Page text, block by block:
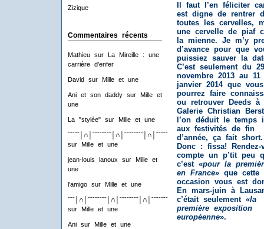
Zizique
Commentaires récents
Mathieusur
La Mireille : une
carrière d’enfer
David sur Mille et une
Ani et son daddysur
Mille et
une
La "stylée"sur Mille et une
ˉˉˉˉˉ│∩│ˉˉˉˉˉˉˉˉ│∩│ˉˉˉˉˉˉˉˉ│∩│ˉˉˉˉˉˉˉˉ│∩│ˉˉˉˉ
sur
Mille et une
jean-louis lanoux sur
Mille et
une
l'amigosur Mille et une
ˉˉˉ│∩│ˉˉˉˉˉˉˉˉ│∩│ˉˉˉˉˉˉˉˉ│∩│ˉˉˉˉˉˉˉˉ│∩│ˉˉˉ
sur
Mille et une
Anisur Mille et une
Il faut l’en féliciter
est digne de rentrer
toutes les cervelles,
une cervelle de piaf
la mienne. Je m’y
d’avance pour que
puissiez sauver la
C’est seulement du 29
novembre 2013 au 11
janvier 2014 que vous
pourrez faire
ou retrouver Deeds à
Galerie Christian
l’on déduit le temps
aux festivités de fin
d’année, ça fait short.
Donc : fissa! Rendez-
compte un p’tit peu
c’est «pour la
en France» que cette
occasion vous est
En mars-juin à
c’était seulement «la
première exposition
européenne».